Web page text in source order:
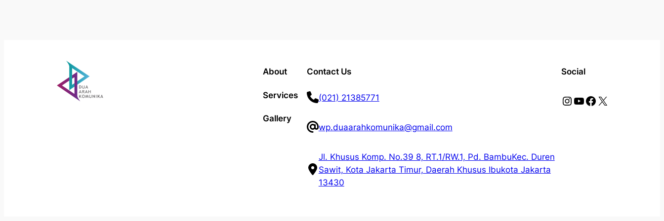
About
Services
Gallery
Contact Us
(021) 21385771
wp.duaarahkomunika@gmail.com
Jl. Khusus Komp. No.39 8, RT.1/RW.1, Pd. BambuKec. Duren
Sawit, Kota Jakarta Timur, Daerah Khusus Ibukota Jakarta
13430
Social
Instagram YouTube Facebook X